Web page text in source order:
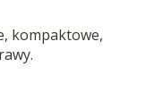
kompaktowe,